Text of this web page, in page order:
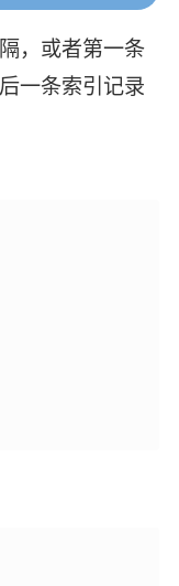
，或者第一条
一条索引记录